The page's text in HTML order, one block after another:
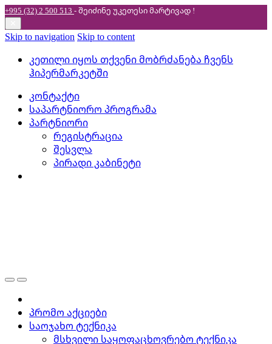
+995 (32) 2 500 513 - შეიძინე უკეთესიმარტივად !
Skip to navigation Skip to content
კეთილი იყოს თქვენი მობრძანება ჩვენს
ჰიპერმარკეტში
კონტაქტი
საპარტნიორო პროგრამა
პარტნიორი
რეგისტრაცია
შესვლა
პირადი კაბინეტი
პრომო აქციები
საოჯახო ტექნიკა
მსხვილი საყოფაცხოვრებო ტექნიკა